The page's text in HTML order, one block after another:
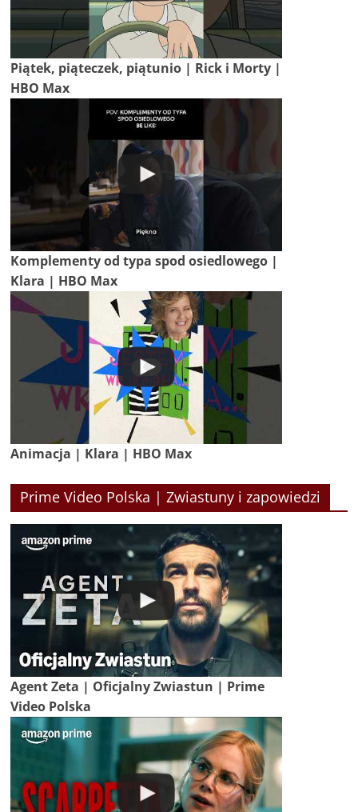
Piątek, piąteczek, piątunio | Rick i Morty |
HBO Max
Komplementy od typa spod osiedlowego |
Klara | HBO Max
Animacja | Klara | HBO Max
Prime Video Polska | Zwiastuny i zapowiedzi
Agent Zeta | Oficjalny Zwiastun | Prime
Video Polska